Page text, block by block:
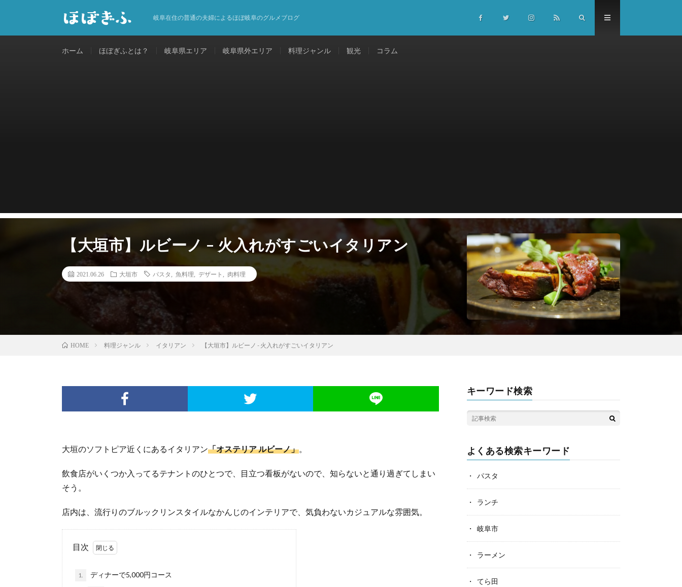
岐阜在住の普通の夫婦によるほぼ岐阜のグルメブログ
ホーム ほぼぎふとは？ 岐阜県エリア 岐阜県外エリア 料理ジャンル 観光 コラム
【大垣市】ルビーノ – 火入れがすごいイタリアン
2021.06.26 大垣市 パスタ 魚料理 デザート 肉料理
HOME 料理ジャンル イタリアン 【大垣市】ルビーノ - 火入れがすごいイタリアン
大垣のソフトピア近くにあるイタリアン「オステリア ルビーノ」。
飲食店がいくつか入ってるテナントのひとつで、目立つ看板がないので、知らないと通り過ぎてしまい
そう。
店内は、流行りのブルックリンスタイルなかんじのインテリアで、気負わないカジュアルな雰囲気。
目次
1. ディナーで5,000円コース
キーワード検索
よくある検索キーワード
パスタ
ランチ
岐阜市
ラーメン
てら田